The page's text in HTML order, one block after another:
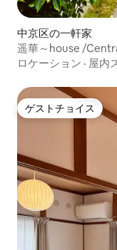
中京区の一軒家
遥華～house /
ロケーション · 屋内
ゲストチョイス
ゲストチョイス